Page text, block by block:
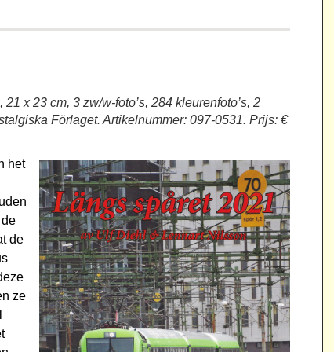
x 23 cm, 3 zw/w-foto’s, 284 kleurenfoto’s, 2
Förlaget. Artikelnummer: 097-0531. Prijs: €
het
de
ze